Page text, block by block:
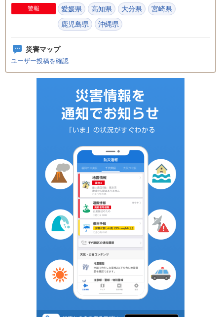
警報 愛媛県 高知県 大分県
宮崎県
鹿児島県
沖縄県
災害マップ
ユーザー投稿を確認